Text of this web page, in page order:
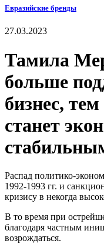
Евразийские бренды
27.03.2023
Тамила
больше
бизнес,
станет
Распад политико-
1992-1993 гг. и
кризису в некогда
В то время при
благодаря частным
возрождаться.